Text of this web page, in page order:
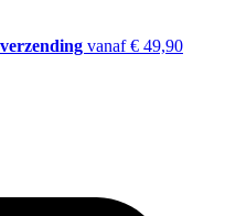
vanaf € 49,90